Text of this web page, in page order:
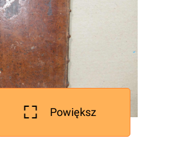
Powiększ